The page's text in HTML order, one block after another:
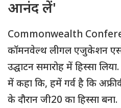
आनंद लें'
Commonwealth
कॉमनवेल्थ लीगल एजुकेशन
उद्घाटन समारोह में हिस्सा
में कहा कि, हमें गर्व है कि
के दौरान जी20 का हिस्सा बना.